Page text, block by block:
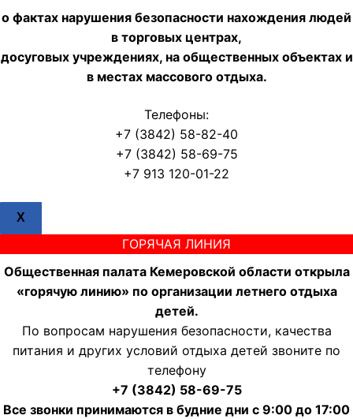
о фактах нарушения безопасности нахождения людей
в торговых центрах,
досуговых учреждениях, на общественных объектах и
в местах массового отдыха.
Телефоны:
+7 (3842) 58-82-40
+7 (3842) 58-69-75
+7 913 120-01-22
X
ГОРЯЧАЯ ЛИНИЯ
Общественная палата Кемеровской области открыла
«горячую линию» по организации летнего отдыха
детей.
По вопросам нарушения безопасности, качества
питания и других условий отдыха детей звоните по
телефону
+7 (3842) 58-69-75
Все звонки принимаются в будние дни с 9:00 до 17:00